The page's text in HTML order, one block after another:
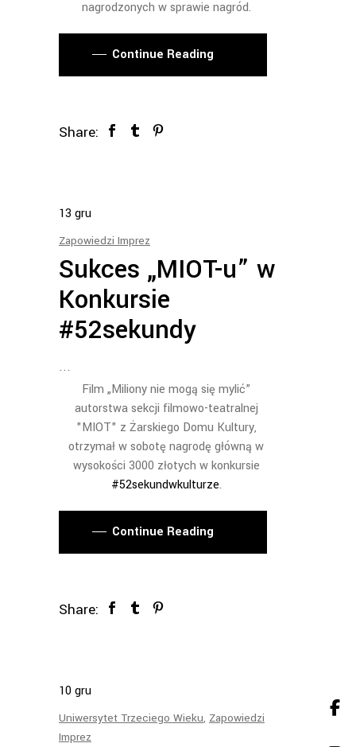
nagrodzonych w sprawie nagród.
Continue Reading
Share:
13 gru
Zapowiedzi Imprez
Sukces „MIOT-u” w
Konkursie
#52sekundy
Film „Miliony nie mogą się mylić”
autorstwa sekcji filmowo-teatralnej
"MIOT" z Żarskiego Domu Kultury,
otrzymał w sobotę nagrodę główną w
wysokości 3000 złotych w konkursie
#52sekundwkulturze.
Continue Reading
Share:
10gru
Uniwersytet Trzeciego Wieku, Zapowiedzi
Imprez